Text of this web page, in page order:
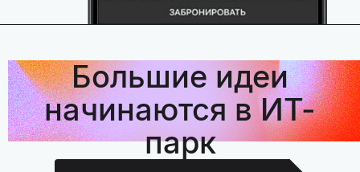
Большие идеи
начинаются в ИТ-
парк